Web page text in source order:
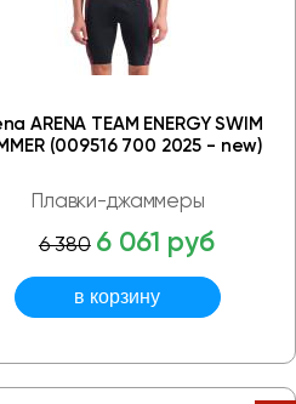
ARENA TEAM ENERGY SWIM
(009516 700 2025 - new)
Плавки-джаммеры
6 380 6 061 руб